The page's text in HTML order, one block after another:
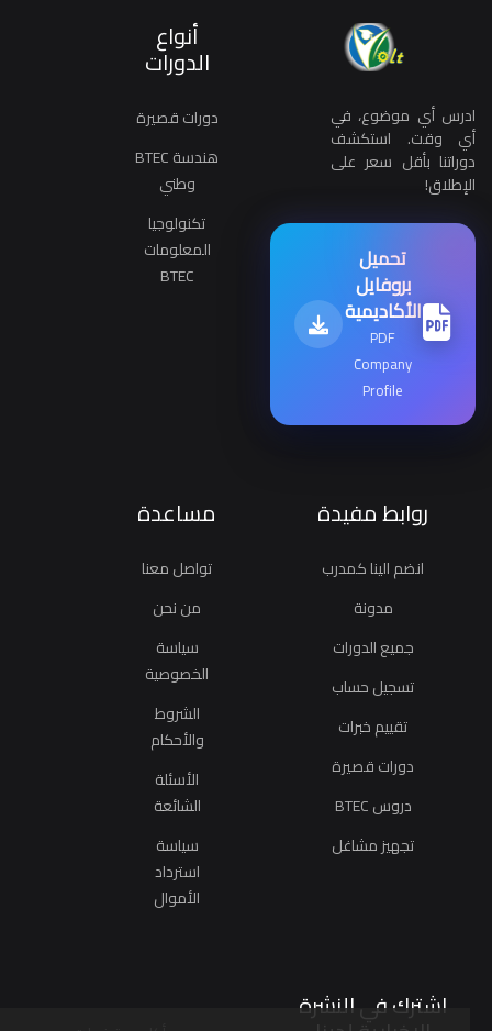
ادرس أي موضوع، في
أي وقت. استكشف
دوراتنا بأقل سعر على
الإطلاق!
تحميل
بروفايل
الأكاديمية
PDF
Company
Profile
أنواع
الدورات
دورات قصيرة
هندسة BTEC
وطني
تكنولوجيا
المعلومات
BTEC
روابط مفيدة
انضم الينا كمدرب
مدونة
جميع الدورات
تسجيل حساب
تقييم خبرات
دورات قصيرة
دروس BTEC
تجهيز مشاغل
مساعدة
تواصل معنا
من نحن
سياسة
الخصوصية
الشروط
والأحكام
الأسئلة
الشائعة
سياسة
استرداد
الأموال
اشترك في النشرة